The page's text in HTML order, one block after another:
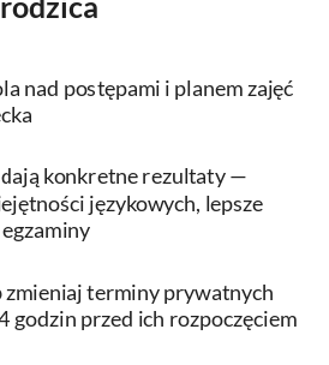
nad postępami i planem zajęć
konkretne rezultaty —
językowych, lepsze
zmieniaj terminy prywatnych
godzin przed ich rozpoczęciem